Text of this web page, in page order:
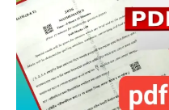
বিজ্ঞান
পরীক্ষার
প্রশ্নপত্র